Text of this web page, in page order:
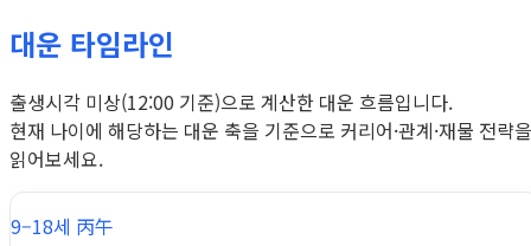
대운 타임라인
출생시각 미상(12:00 기준)으로 계산한 대운 흐름입니다.
현재 나이에 해당하는 대운 축을 기준으로 커리어·관계·재물 전략을
읽어보세요.
9–18세 丙午